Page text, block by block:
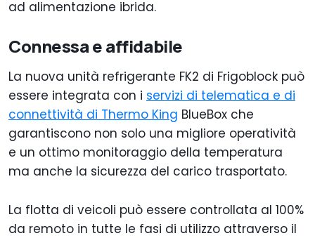
ad alimentazione ibrida.
Connessa e affidabile
La nuova unità refrigerante FK2 di Frigoblock può
essere integrata con i servizi di telematica e di
connettività di Thermo King BlueBox che
garantiscono non solo una migliore operatività
e un ottimo monitoraggio della temperatura
ma anche la sicurezza del carico trasportato.
La flotta di veicoli può essere controllata al 100%
da remoto in tutte le fasi di utilizzo attraverso il